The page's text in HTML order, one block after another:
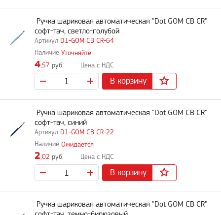
D1-GOM CB CR-64
Ручка шариковая автоматическая "Dot GOM CB CR"
софт-тач, светло-голубой
Уточняйте
4,57 руб.
В корзину
D1-GOM CB CR-22
Ручка шариковая автоматическая "Dot GOM CB CR"
софт-тач, синий
Ожидается
2,02 руб.
В корзину
Ручка шариковая автоматическая "Dot GOM CB CR"